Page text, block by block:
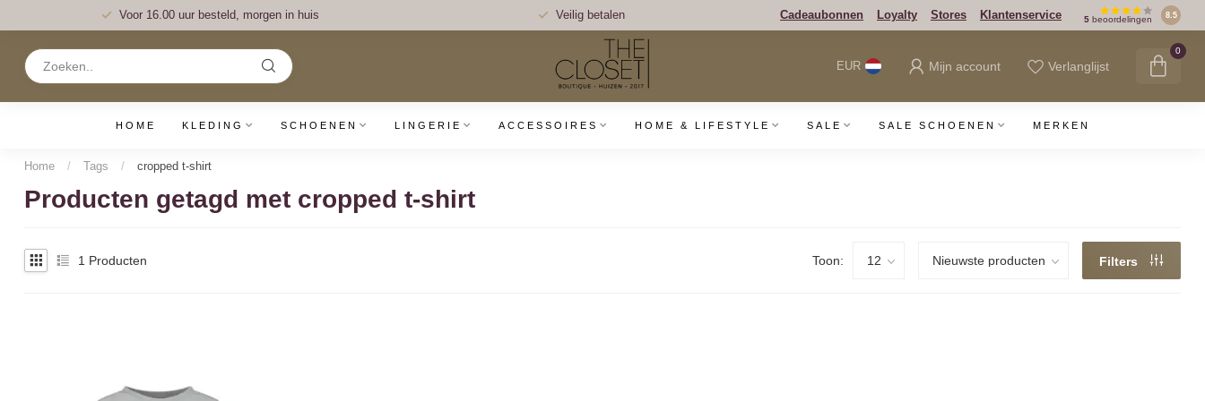
Voor 16.00 uur besteld, morgen in huis Veilig betalen Cadeaubonnen Loyalty Stores Klantenservice 5 beoordelingen 8.5
EUR Mijn account Verlanglijst
0
HOME KLEDING SCHOENEN LINGERIE ACCESSOIRES HOME & LIFESTYLE SALE SALE SCHOENEN MERKEN
Home / Tags / cropped t-shirt
Producten getagd met cropped t-shirt
1 Producten Toon: Filters